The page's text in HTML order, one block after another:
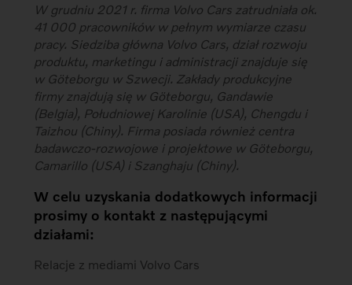
W grudniu 2021 r. firma Volvo Cars zatrudniała ok.
41 000 pracowników w pełnym wymiarze czasu
pracy. Siedziba główna Volvo Cars, dział rozwoju
produktu, marketingu i administracji znajduje się
w Göteborgu w Szwecji. Zakłady produkcyjne
firmy znajdują się w Göteborgu, Gandawie
(Belgia), Południowej Karolinie (USA), Chengdu i
Taizhou (Chiny). Firma posiada również centra
badawczo-rozwojowe i projektowe w Göteborgu,
Camarillo (USA) i Szanghaju (Chiny).
W celu uzyskania dodatkowych informacji
prosimy o kontakt z następującymi
działami:
Relacje z mediami Volvo Cars